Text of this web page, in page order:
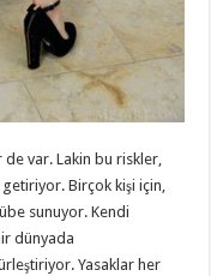
var. Lakin bu riskler,
Birçok kişi için,
sunuyor. Kendi
dünyada
Yasaklar her